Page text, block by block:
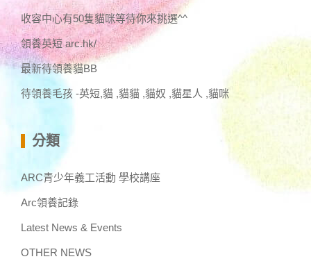
收容中心有50隻貓咪等待你來挑選^^
領養英短 arc.hk/
最新待領養貓BB
待領養毛孩 -英短,貓 ,貓貓 ,貓奴 ,貓星人 ,貓咪
分類
ARC青少年義工活動 學校講座
Arc領養記錄
Latest News & Events
OTHER NEWS